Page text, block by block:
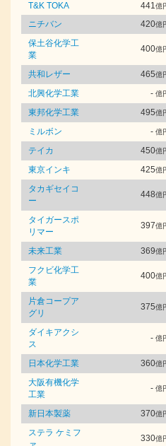
T&K TOKA
441億
ニチバン
420億
保土谷化学工
業
400億
共和レザー 465億
北興化学工業
- 億
東邦化学工業
495億
ミルボン
- 億
テイカ
450億
東京インキ
425億
タカギセイコ
ー
448億
タイガースポ
リマー
397億
未来工業 369億
フクビ化学工
業
400億
片倉コープア
グリ
375億
ダイキアクシ
ス
- 億
日本化学工業 360億
大阪有機化学
工業
- 億
新日本製薬 370億
ステラ ケミフ
330億